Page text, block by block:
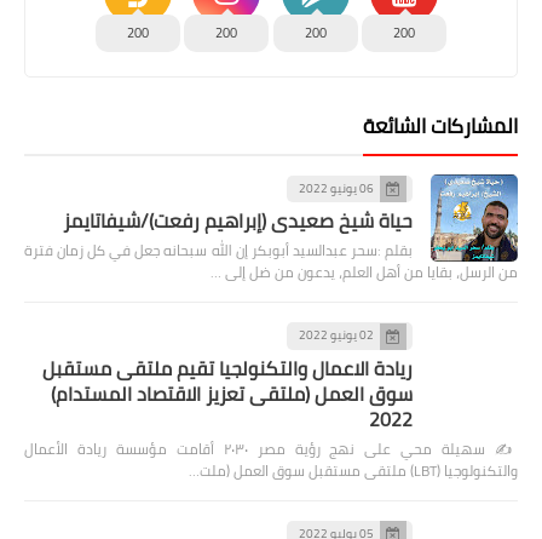
200
200
200
200
المشاركات الشائعة
06 يونيو 2022
حياة شيخ صعيدى (إبراهيم رفعت)/شيفاتايمز
بقلم :سحر عبدالسيد أبوبكر إن الله سبحانه جعل في كل زمان فترة
من الرسل، بقايا من أهل العلم، يدعون من ضل إلى …
02 يونيو 2022
ريادة الاعمال والتكنولجيا تقيم ملتقى مستقبل
سوق العمل (ملتقى تعزيز الاقتصاد المستدام)
2022
✍️ سهيلة محي على نهج رؤية مصر ٢٠٣٠ أقامت مؤسسة ريادة الأعمال
والتكنولوجيا (LBT) ملتقى مستقبل سوق العمل (ملت…
05 يوليو 2022